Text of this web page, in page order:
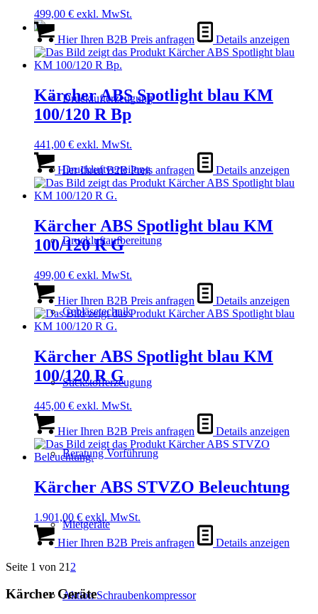
Drucklufterzeugung
Druckluftverteilung
Druckluftaufbereitung
Gebläsetechnik
Stickstofferzeugung
Beratung Vorführung
Mietgeräte
Aktion Schraubenkompressor
499,00 € exkl. MwSt.
Hier Ihren B2B Preis anfragen Details anzeigen
Kärcher ABS Spotlight blau KM
100/120 R Bp
441,00 € exkl. MwSt.
Hier Ihren B2B Preis anfragen Details anzeigen
Kärcher ABS Spotlight blau KM
100/120 R G
499,00 € exkl. MwSt.
Hier Ihren B2B Preis anfragen Details anzeigen
Kärcher ABS Spotlight blau KM
100/120 R G
445,00 € exkl. MwSt.
Hier Ihren B2B Preis anfragen Details anzeigen
Kärcher ABS STVZO Beleuchtung
1.901,00 € exkl. MwSt.
Hier Ihren B2B Preis anfragen
Details anzeigen
Seite 1 von 21 2
Kärcher Geräte